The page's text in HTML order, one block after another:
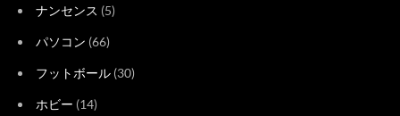
ナンセンス (5)
パソコン (66)
フットボール (30)
ホビー (14)